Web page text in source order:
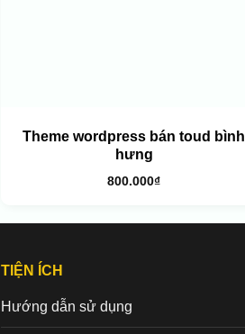
Theme wordpress bán toud bình
hưng
800.000₫
TIỆN ÍCH
Hướng dẫn sử dụng